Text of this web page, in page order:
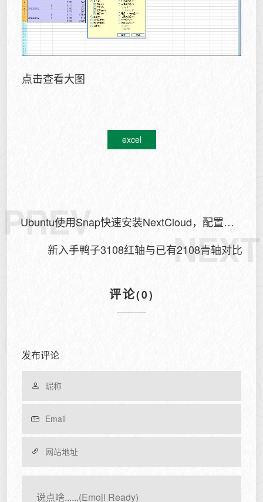
点击查看大图
excel
PREV
Ubuntu使用Snap快速安装NextCloud，配置域
名及SSL证书
NEXT
新入手鸭子3108红轴与已有2108青轴对比
评论(0)
发布评论